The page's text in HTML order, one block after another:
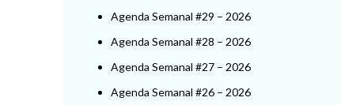
Agenda Semanal #29 – 2026
Agenda Semanal #28 – 2026
Agenda Semanal #27 – 2026
Agenda Semanal #26 – 2026